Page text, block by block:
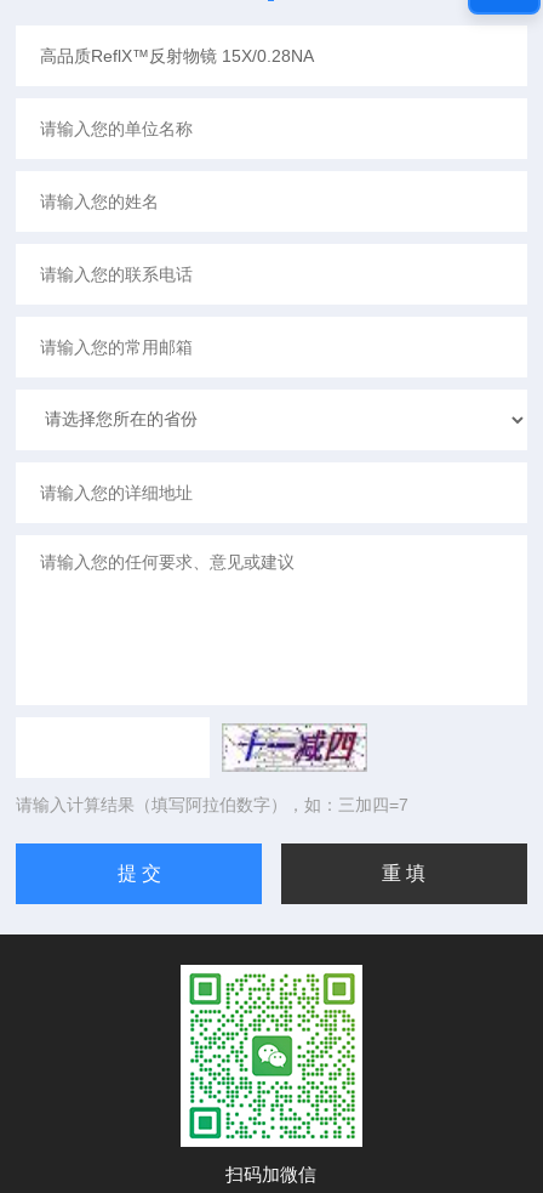
请输入计算结果（填写阿拉伯数字），如：三加四=7
扫码加微信